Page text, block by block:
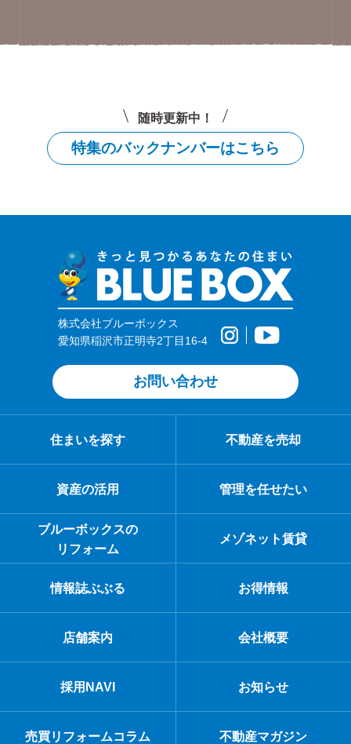
随時更新中！
特集のバックナンバーはこちら
株式会社ブルーボックス
愛知県稲沢市正明寺2丁目16-4
お問い合わせ
住まいを探す 不動産を売却
資産の活用 管理を任せたい
ブルーボックスの
リフォーム
メゾネット賃貸
情報誌ぶぶる お得情報
店舗案内 会社概要
採用NAVI お知らせ
売買リフォームコラム 不動産マガジン